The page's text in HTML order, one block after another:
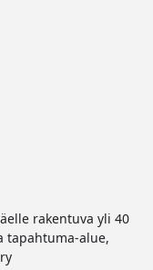
rakentuva yli 40
tapahtuma-alue,